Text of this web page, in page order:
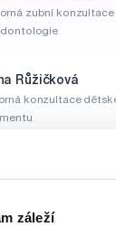
záleží
zubní konzultace
Růžičková
konzultace